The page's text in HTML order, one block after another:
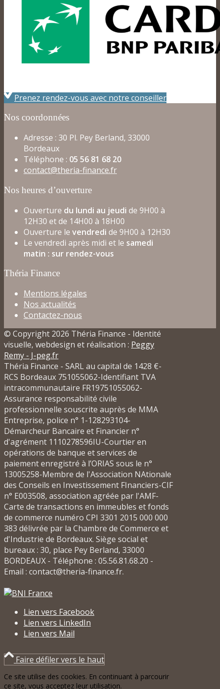
Prenez rendez-vous avec notre conseiller
Nos coordonnées
Adresse : 30 Pl. Pey Berland, 33000
Bordeaux
Téléphone : 05 56 81 68 20
contact@theria-finance.fr
Nos heures d’ouverture
Ouverture du lundi au jeudi de 9H00 à
12H30 et de 14H00 à 18H00
Ouverture le vendredi de 9H00 à 12H30
Le vendredi après midi et le samedi
matin : sur rendez-vous
Théria Finance
Mentions légales
Nos actualités
Contactez-nous
© Copyright 2026 Théria Finance - Identité
visuelle, webdesign et réalisation : Peggy
Remy - J-peg.fr
Théria Finance - SARL au capital de 1428 €-
RCS Bordeaux 751055062-Identifiant TVA
intracommunautaire FR19751055062-
Assurance responsabilité civile
professionnelle souscrite auprès de MMA
Entreprise, police n° 1-128293104-
Démarcheur Bancaire et Financier n°
d'agrément 1110278596IU-Courtier en
opérations de banque et services de
paiement enregistré à l’ORIAS sous le n°
13005258-Membre de l'Association NAtionale
des Conseils en Investissement FInanciers-CIF
n° E003508, association agréée par l'AMF-
Carte de transactions en immeubles et fonds
de commerce numéro CPI 3301 2015 000 000
383 délivrée par la Chambre de Commerce et
d'Industrie de Bordeaux. Siège social et
bureaux : 30, place Pey Berland, 33000
BORDEAUX - Téléphone : 05.56.81.68.20 -
Email : contact@theria-finance.fr.
Lien vers Facebook
Lien vers LinkedIn
Lien vers Mail
Faire défiler vers le haut
Ce site utilise des cookies. En continuant à parcourir
ce site, vous acceptez leur utilisation.